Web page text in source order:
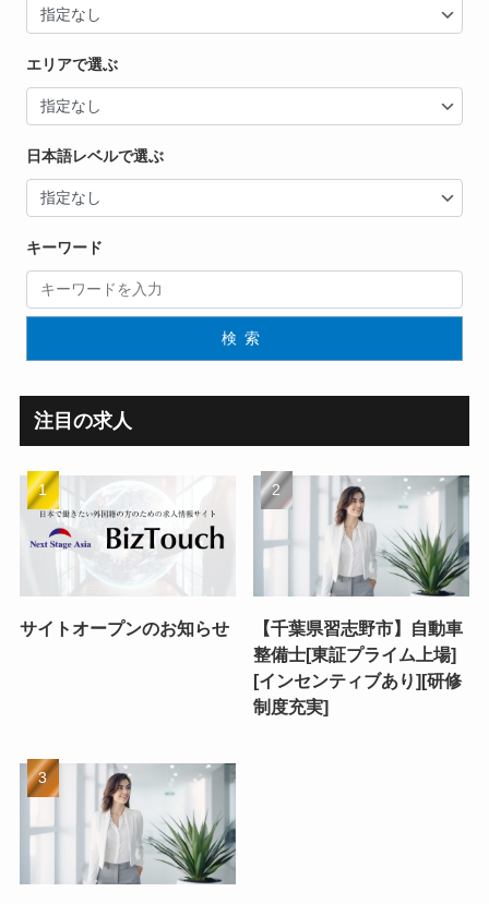
エリアで選ぶ
日本語レベルで選ぶ
キーワード
検索
注目の求人
サイトオープンのお知らせ
【千葉県習志野市】自動車
整備士[東証プライム上場]
[インセンティブあり][研修
制度充実]